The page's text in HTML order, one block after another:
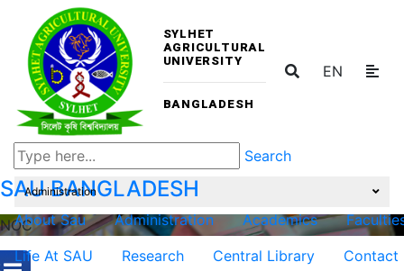
SYLHET
AGRICULTURAL
UNIVERSITY
BANGLADESH
EN
Search
SAUBANGLADESH
About Sau Administration Academics
Life At SAU
Research Central Library Contact
Administration
NOC